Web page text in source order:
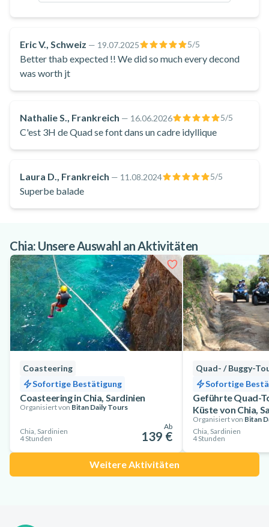
Versammeln Sie Ihre Freunde und nehmen Sie an dieser
aufregenden Quad-Tour ab Chia, Sardinien, teil. Buchen Sie
Eric V., Schweiz — 19.07.2025 5/5
Better thab expected !! We did so much every decond
was worth jt
Nathalie S., Frankreich — 16.06.2026 5/5
C'est 3H de Quad se font dans un cadre idyllique
Laura D., Frankreich — 11.08.2024 5/5
Superbe balade
Chia: Unsere Auswahl an Aktivitäten
Coasteering
Sofortige Bestätigung
Coasteering in Chia, Sardinien
Organisiert von Bitan Daily Tours
Chia, Sardinien
4 Stunden
Ab
139 €
Quad- / Buggy-
Sofortige
Geführte Quad-
Küste von Chia,
Organisiert von Bitan
Chia, Sardinien
4 Stunden
Weitere Aktivitäten